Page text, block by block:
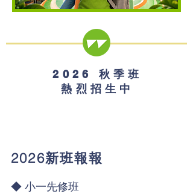
2026 秋季班
熱烈招生中
2026新班報報
◆ 小一先修班